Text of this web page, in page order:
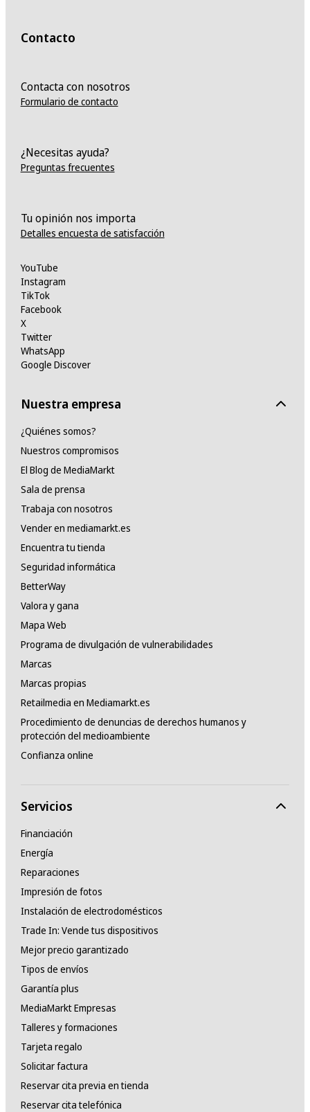
Contacto
Contacta con nosotros
Formulario de contacto
¿Necesitas ayuda?
Preguntas frecuentes
Tu opinión nos importa
Detalles encuesta de satisfacción
YouTube
Instagram
TikTok
Facebook
X
Twitter
WhatsApp
Google Discover
Nuestra empresa
¿Quiénes somos?
Nuestros compromisos
El Blog de MediaMarkt
Sala de prensa
Trabaja con nosotros
Vender en mediamarkt.es
Encuentra tu tienda
Seguridad informática
BetterWay
Valora y gana
Mapa Web
Programa de divulgación de vulnerabilidades
Marcas
Marcas propias
Retailmedia en Mediamarkt.es
Procedimiento de denuncias de derechos humanos y
protección del medioambiente
Confianza online
Servicios
Financiación
Energía
Reparaciones
Impresión de fotos
Instalación de electrodomésticos
Trade In: Vende tus dispositivos
Mejor precio garantizado
Tipos de envíos
Garantía plus
MediaMarkt Empresas
Talleres y formaciones
Tarjeta regalo
Solicitar factura
Reservar cita previa en tienda
Reservar cita telefónica